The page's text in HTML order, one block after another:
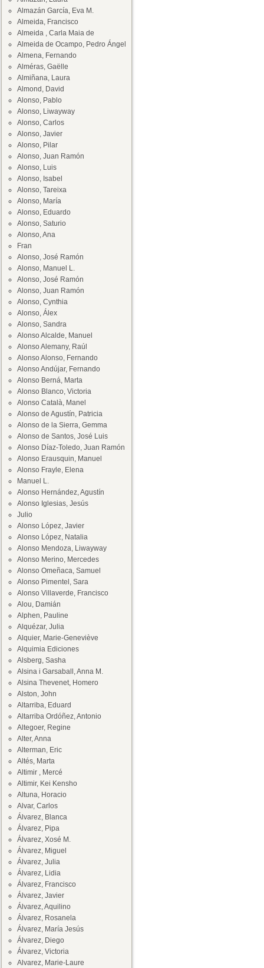
Almazán García, Eva M.
Almeida, Francisco
Almeida , Carla Maia de
Almeida de Ocampo, Pedro Ángel
Almena, Fernando
Alméras, Gaëlle
Almiñana, Laura
Almond, David
Alonso, Pablo
Alonso, Liwayway
Alonso, Carlos
Alonso, Javier
Alonso, Pilar
Alonso, Juan Ramón
Alonso, Luis
Alonso, Isabel
Alonso, Tareixa
Alonso, María
Alonso, Eduardo
Alonso, Saturio
Alonso, Ana
Fran
Alonso, José Ramón
Alonso, Manuel L.
Alonso, José Ramón
Alonso, Juan Ramón
Alonso, Cynthia
Alonso, Álex
Alonso, Sandra
Alonso Alcalde, Manuel
Alonso Alemany, Raúl
Alonso Alonso, Fernando
Alonso Andújar, Fernando
Alonso Berná, Marta
Alonso Blanco, Victoria
Alonso Català, Manel
Alonso de Agustín, Patricia
Alonso de la Sierra, Gemma
Alonso de Santos, José Luis
Alonso Díaz-Toledo, Juan Ramón
Alonso Erausquin, Manuel
Alonso Frayle, Elena
Manuel L.
Alonso Hernández, Agustín
Alonso Iglesias, Jesús
Julio
Alonso López, Javier
Alonso López, Natalia
Alonso Mendoza, Liwayway
Alonso Merino, Mercedes
Alonso Omeñaca, Samuel
Alonso Pimentel, Sara
Alonso Villaverde, Francisco
Alou, Damián
Alphen, Pauline
Alquézar, Julia
Alquier, Marie-Geneviève
Alquimia Ediciones
Alsberg, Sasha
Alsina i Garsaball, Anna M.
Alsina Thevenet, Homero
Alston, John
Altarriba, Eduard
Altarriba Ordóñez, Antonio
Altegoer, Regine
Alter, Anna
Alterman, Eric
Altés, Marta
Altimir , Mercé
Altimir, Kei Kensho
Altuna, Horacio
Alvar, Carlos
Álvarez, Blanca
Álvarez, Pipa
Álvarez, Xosé M.
Álvarez, Miguel
Álvarez, Julia
Álvarez, Lidia
Álvarez, Francisco
Álvarez, Javier
Álvarez, Aquilino
Álvarez, Rosanela
Álvarez, María Jesús
Álvarez, Diego
Álvarez, Victoria
Alvarez, Marie-Laure